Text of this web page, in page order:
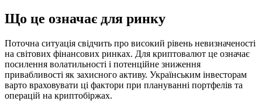
Що це означає для ринку
Поточна ситуація свідчить про високий рівень невизначеності
на світових фінансових ринках. Для криптовалют це означає
посилення волатильності і потенційне зниження
привабливості як захисного активу. Українським інвесторам
варто враховувати ці фактори при плануванні портфелів та
операцій на криптобіржах.